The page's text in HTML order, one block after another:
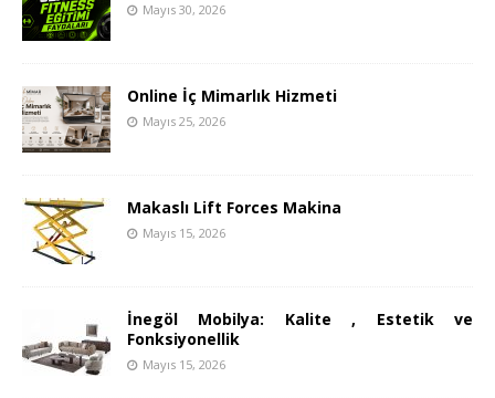
Mayıs 30, 2026
Online İç Mimarlık Hizmeti
Mayıs 25, 2026
Makaslı Lift Forces Makina
Mayıs 15, 2026
İnegöl Mobilya: Kalite , Estetik ve
Fonksiyonellik
Mayıs 15, 2026